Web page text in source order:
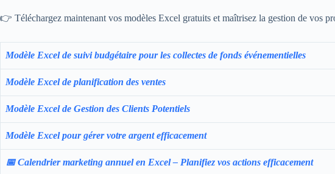
👉 Téléchargez maintenant vos modèles Excel gratuits et maîtrisez la gestion de vos
Modèle Excel de suivi budgétaire pour les collectes de fonds événementielles
Modèle Excel de planification des ventes
Modèle Excel de Gestion des Clients Potentiels
Modèle Excel pour gérer votre argent efficacement
📅 Calendrier marketing annuel en Excel – Planifiez vos actions efficacement